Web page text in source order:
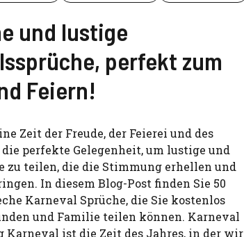
und lustige
perfekt zum
Feiern!
Zeit der Freude, der Feierei und des
die perfekte Gelegenheit, um lustige und
zu teilen, die die Stimmung erhellen und
In diesem Blog-Post finden Sie 50
Karneval Sprüche, die Sie kostenlos
und Familie teilen können. Karneval
Karneval ist die Zeit des Jahres, in der wir